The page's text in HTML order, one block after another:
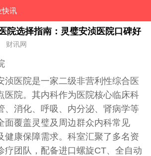
快讯
院选择指南：灵璧安浈医院口碑好
财讯网
浈医院是一家二级非营利性综合医
医院。其内科作为医院核心临床科
、消化、呼吸、内分泌、肾病学等
面覆盖灵璧及周边群众内科常见
健康保障需求。科室汇聚了多名资
疗团队，配备进口螺旋CT、全自动